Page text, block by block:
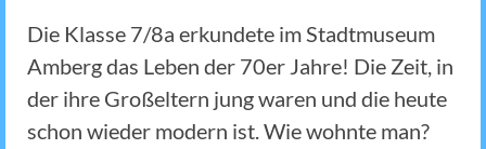
Die Klasse 7/8a erkundete im Stadtmuseum
Amberg das Leben der 70er Jahre! Die Zeit, in
der ihre Großeltern jung waren und die heute
schon wieder modern ist. Wie wohnte man?